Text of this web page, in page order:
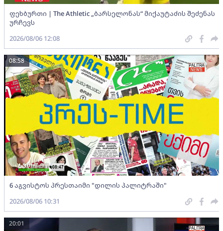
ფეხბურთი | The Athletic „ბარსელონას“ მიქაუტაძის შეძენას
ურჩევს
2026/08/06 12:08
6 აგვისტოს პრესთაიმი "დილის პალიტრაში"
08:58
2026/08/06 10:31
20:01